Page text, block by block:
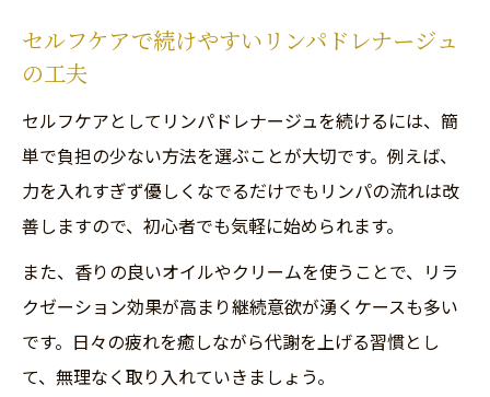
セルフケアで続けやすいリンパドレナージュ
の工夫
セルフケアとしてリンパドレナージュを続けるには、簡
単で負担の少ない方法を選ぶことが大切です。例えば、
力を入れすぎず優しくなでるだけでもリンパの流れは改
善しますので、初心者でも気軽に始められます。
また、香りの良いオイルやクリームを使うことで、リラ
クゼーション効果が高まり継続意欲が湧くケースも多い
です。日々の疲れを癒しながら代謝を上げる習慣とし
て、無理なく取り入れていきましょう。